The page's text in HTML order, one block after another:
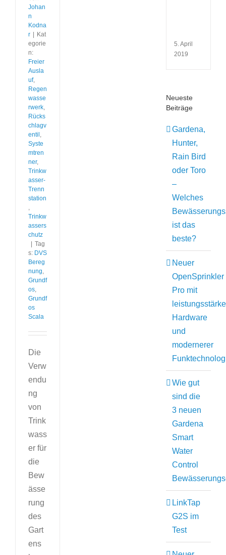
Johan
n
Kodna
r | Kat
egorie
n:
Freier
Ausla
uf,
Regen
wasse
rwerk,
Rücks
chlagv
entil,
Syste
mtren
ner,
Trinkw
asser-
Trenn
station
,
Trinkw
assers
chutz
| Tag
s: DVS
Bereg
nung,
Grundf
os,
Grundf
os
Scala
Die
Verw
endu
ng
von
Trink
wass
er für
die
Bew
ässe
rung
des
Gart
ens
5. April
2019
Neueste
Beiträge
Gardena,
Hunter,
Rain Bird
oder Toro
–
Welches
ist das
beste?
Neuer
OpenSprinkler
Pro mit
Hardware
und
modernerer
Wie gut
sind die
3 neuen
Gardena
Smart
Water
Control
LinkTap
G2S im
Test